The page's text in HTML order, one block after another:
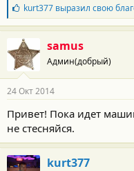
Б
л
а
г
о
д
а
н
с
т
и
:
kurt377выразил свою
samus
Админ(добрый)
24 Окт 2014
Привет! Пока идет
не стесняйся.
kurt377